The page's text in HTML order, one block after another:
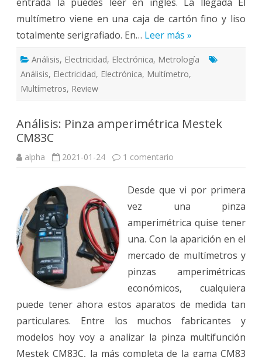
multímetro viene en una caja de cartón fino y liso
totalmente serigrafiado. En… Leer más »
Análisis, Electricidad, Electrónica, Metrología
Análisis, Electricidad, Electrónica, Multímetro,
Multímetros, Review
Análisis: Pinza amperimétrica Mestek
CM83C
alpha 2021-01-24 1 comentario
Mestek
CM83C
Desde que vi por primera
vez una pinza
amperimétrica quise tener
una. Con la aparición en el
mercado de multímetros y
pinzas amperimétricas
económicos, cualquiera
puede tener ahora estos aparatos de medida tan
particulares. Entre los muchos fabricantes y
modelos hoy voy a analizar la pinza multifunción
Mestek CM83C, la más completa de la gama CM83